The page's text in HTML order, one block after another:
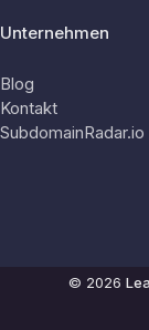
Unternehmen
Blog
Kontakt
SubdomainRadar.io
© 2026